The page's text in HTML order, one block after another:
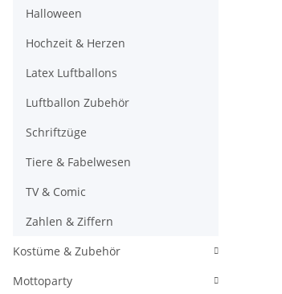
Halloween
Hochzeit & Herzen
Latex Luftballons
Luftballon Zubehör
Schriftzüge
Tiere & Fabelwesen
TV & Comic
Zahlen & Ziffern
Kostüme & Zubehör
Mottoparty